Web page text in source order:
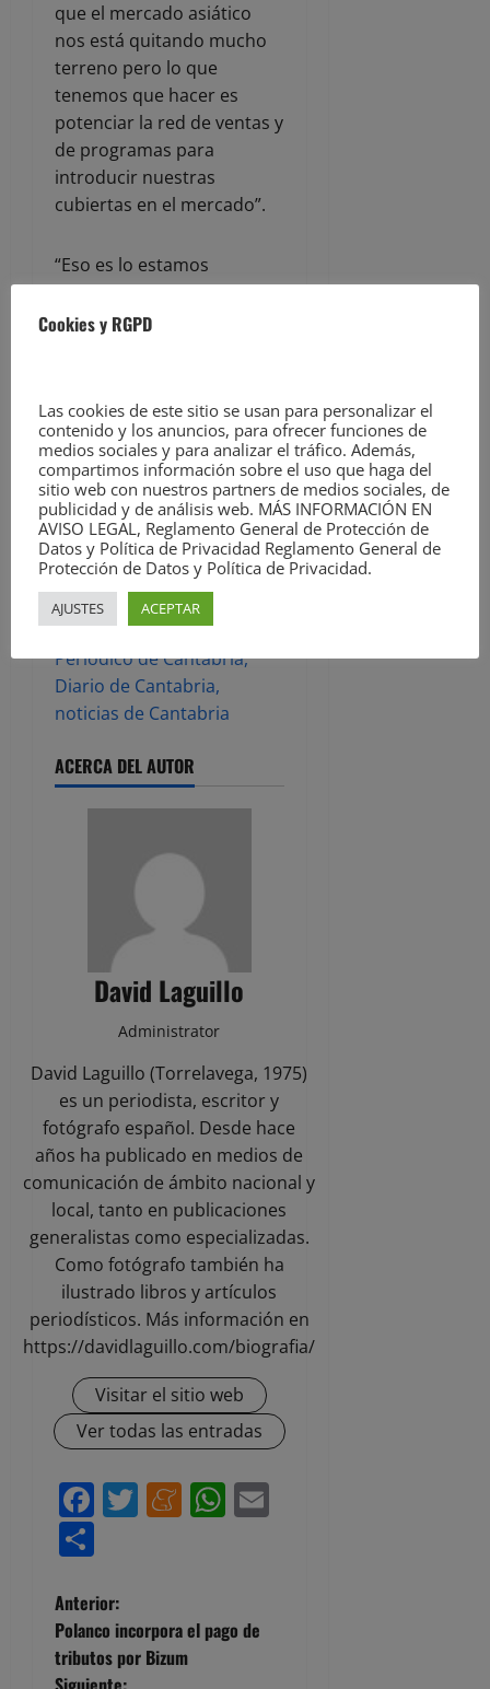
que el mercado asiático
nos está quitando mucho
terreno pero lo que
tenemos que hacer es
potenciar la red de ventas y
de programas para
introducir nuestras
cubiertas en el mercado”.
“Eso es lo estamos
intentando por todos los
medios que la compañía
se cerrará la segunda
ronda de tres días de
huelga consecutivos “que
han tenido un apoyo
masivo de la plantilla”.
.
Cantabria Diario –
Periódico de Cantabria,
Diario de Cantabria,
noticias de Cantabria
ACERCA DEL AUTOR
David Laguillo
Administrator
David Laguillo (Torrelavega, 1975)
es un periodista, escritor y
fotógrafo español. Desde hace
años ha publicado en medios de
comunicación de ámbito nacional y
local, tanto en publicaciones
generalistas como especializadas.
Como fotógrafo también ha
ilustrado libros y artículos
periodísticos. Más información en
https://davidlaguillo.com/biografia/
Visitar el sitio web
Ver todas las entradas
Facebook
Twitter
Meneame
WhatsApp
N
a
Anterior:
Polanco incorpora el pago de
tributos por Bizum
Cookies y RGPD
Las cookies de este sitio se usan para personalizar el
contenido y los anuncios, para ofrecer funciones de
medios sociales y para analizar el tráfico. Además,
compartimos información sobre el uso que haga del
sitio web con nuestros partners de medios sociales, de
publicidad y de análisis web. MÁS INFORMACIÓN EN
AVISO LEGAL, Reglamento General de Protección de
Datos y Política de Privacidad Reglamento General de
Protección de Datos y Política de Privacidad.
AJUSTES ACEPTAR